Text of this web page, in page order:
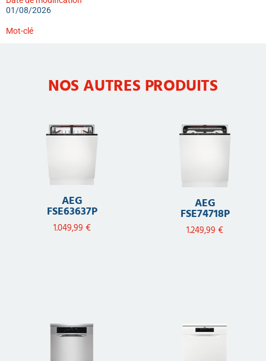
01/08/2026
Mot-clé
NOS AUTRES PRODUITS
AEG
FSE63637P
1.049,99 €
AEG
FSE74718P
1.249,99 €